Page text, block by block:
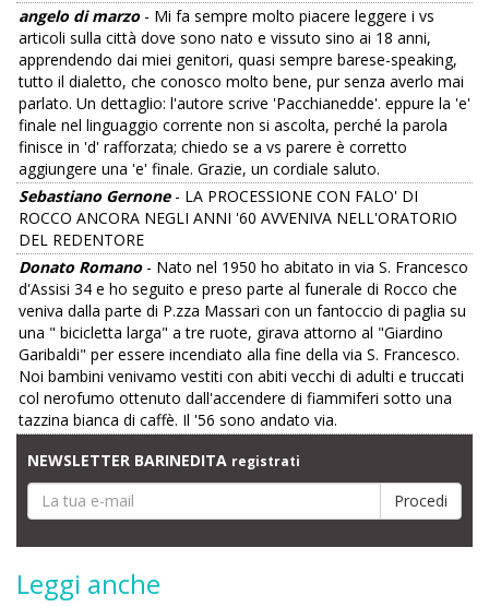
angelo di marzo- Mi fa sempre molto piacere leggere i vs
articoli sulla città dove sono nato e vissuto sino ai 18 anni,
apprendendo dai miei genitori, quasi sempre barese-speaking,
tutto il dialetto, che conosco molto bene, pur senza averlo mai
parlato. Un dettaglio: l'autore scrive 'Pacchianedde'. eppure la 'e'
finale nel linguaggio corrente non si ascolta, perché la parola
finisce in 'd' rafforzata; chiedo se a vs parere è corretto
aggiungere una 'e' finale. Grazie, un cordiale saluto.
Sebastiano Gernone- LA PROCESSIONE CON FALO' DI
ROCCO ANCORA NEGLI ANNI '60 AVVENIVA NELL'ORATORIO
DEL REDENTORE
Donato Romano - Nato nel 1950 ho abitato in via S. Francesco
d'Assisi 34 e ho seguito e preso parte al funerale di Rocco che
veniva dalla parte di P.zza Massari con un fantoccio di paglia su
una " bicicletta larga" a tre ruote, girava attorno al "Giardino
Garibaldi" per essere incendiato alla fine della via S. Francesco.
Noi bambini venivamo vestiti con abiti vecchi di adulti e truccati
col nerofumo ottenuto dall'accendere di fiammiferi sotto una
tazzina bianca di caffè. Il '56 sono andato via.
NEWSLETTER BARINEDITA registrati
Leggi anche